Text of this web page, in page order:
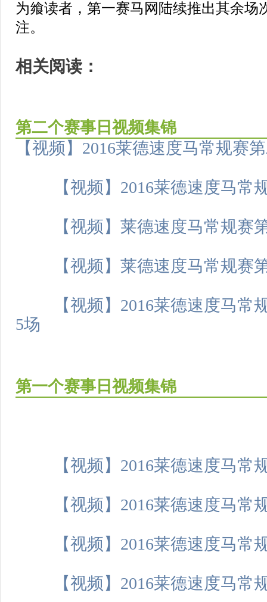
为飨读者，第一赛马网陆续推出其余场
注。
相关阅读：
第二个赛事日视频集锦
【视频】2016莱德速度马常规赛
【视频】2016莱德速度马常
【视频】莱德速度马常规赛
【视频】莱德速度马常规赛
【视频】2016莱德速度马常
5场
第一个赛事日视频集锦
【视频】2016莱德速度马常
【视频】2016莱德速度马常
【视频】2016莱德速度马常
【视频】2016莱德速度马常